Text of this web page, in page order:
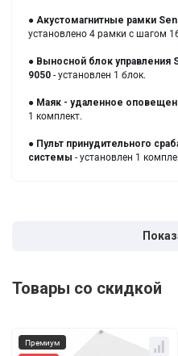
● Акустомагнитные рамки
установлено 4 рамки с шагом
● Выносной блок управления
9050 - установлен 1 блок.
● Маяк - удаленное
1 комплект.
● Пульт принудительного
системы - установлен 1
Товары со скидкой
Премиум